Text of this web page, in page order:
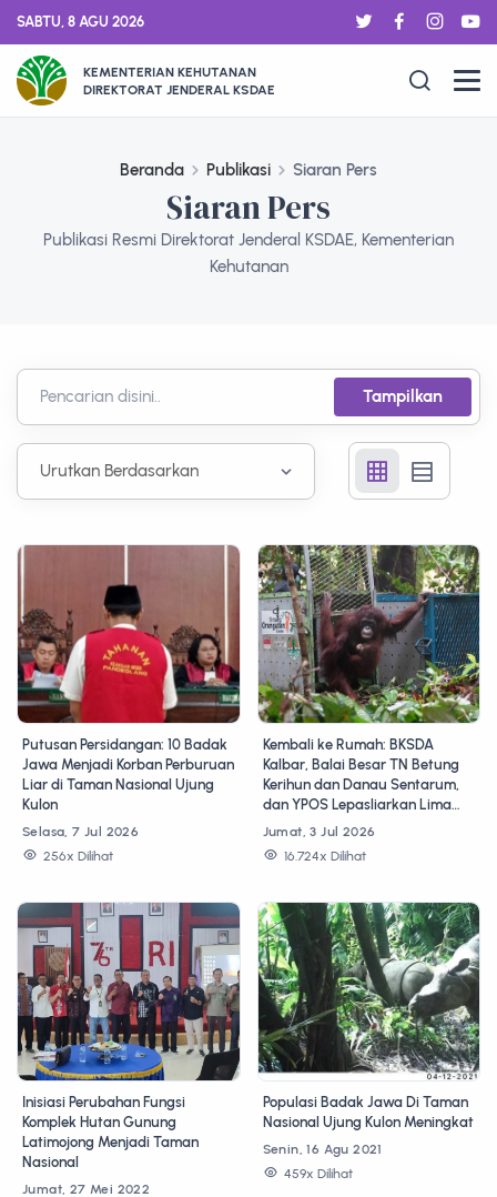
SABTU, 8 AGU 2026
KEMENTERIAN KEHUTANAN
DIREKTORAT JENDERAL KSDAE
Beranda Publikasi Siaran Pers
Siaran Pers
Publikasi Resmi Direktorat Jenderal KSDAE, Kementerian
Kehutanan
Tampilkan
Putusan Persidangan: 10 Badak
Jawa Menjadi Korban Perburuan
Liar di Taman Nasional Ujung
Kulon
Selasa, 7 Jul 2026
256x Dilihat
Kembali ke Rumah: BKSDA
Kalbar, Balai Besar TN Betung
Kerihun dan Danau Sentarum,
dan YPOS Lepasliarkan Lima
Individu Orangutan Tahap Ke-18
Kerihun
Jumat, 3 Jul 2026
16.724x Dilihat
Inisiasi Perubahan Fungsi
Komplek Hutan Gunung
Latimojong Menjadi Taman
Nasional
Jumat, 27 Mei 2022
Populasi Badak Jawa Di Taman
Nasional Ujung Kulon Meningkat
Senin, 16 Agu 2021
459x Dilihat